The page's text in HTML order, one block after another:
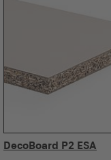
DecoBoard P2 ESA